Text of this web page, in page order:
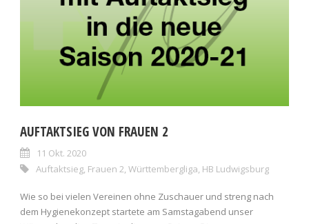
AUFTAKTSIEG VON FRAUEN 2
11 Okt. 2020
Auftaktsieg, Frauen 2, Württembergliga, HB Ludwigsburg
Wie so bei vielen Vereinen ohne Zuschauer und streng nach
dem Hygienekonzept startete am Samstagabend unser